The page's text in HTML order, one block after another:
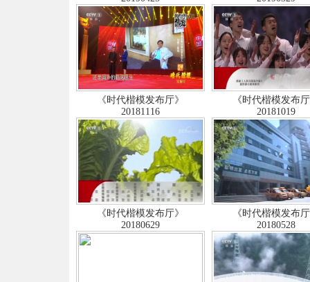
《时代楷模发布厅》
20181116
《时代楷模发布
20181019
《时代楷模发布厅》
20180629
《时代楷模发布
20180528